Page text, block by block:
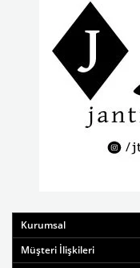
Kurumsal
Müşteri İlişkileri